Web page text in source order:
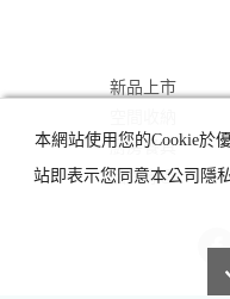
新品上市
廚房餐具
品牌專區
本網站使用您的Cookie於
站即表示您同意本公司隱